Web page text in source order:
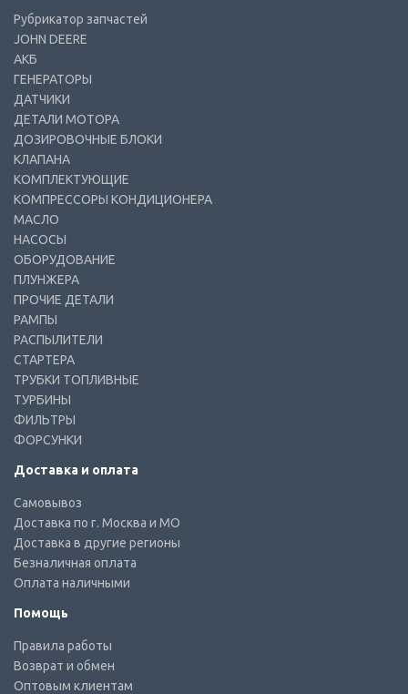
Рубрикатор запчастей
JOHN DEERE
АКБ
ГЕНЕРАТОРЫ
ДАТЧИКИ
ДЕТАЛИ МОТОРА
ДОЗИРОВОЧНЫЕ БЛОКИ
КЛАПАНА
КОМПЛЕКТУЮЩИЕ
КОМПРЕССОРЫ КОНДИЦИОНЕРА
МАСЛО
НАСОСЫ
ОБОРУДОВАНИЕ
ПЛУНЖЕРА
ПРОЧИЕ ДЕТАЛИ
РАМПЫ
РАСПЫЛИТЕЛИ
СТАРТЕРА
ТРУБКИ ТОПЛИВНЫЕ
ТУРБИНЫ
ФИЛЬТРЫ
ФОРСУНКИ
Доставка и оплата
Самовывоз
Доставка по г. Москва и МО
Доставка в другие регионы
Безналичная оплата
Оплата наличными
Помощь
Правила работы
Возврат и обмен
Оптовым клиентам